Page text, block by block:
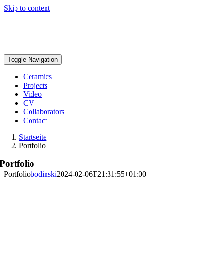
Skip to content
Toggle Navigation
Ceramics
Projects
Video
CV
Collaborators
Contact
Startseite
Portfolio
Portfolio
Portfoliobodinski2024-02-06T21:31:55+01:00